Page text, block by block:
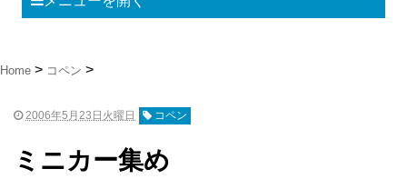
Home コペン
2006年5月23日火曜日 コペン
ミニカー集め